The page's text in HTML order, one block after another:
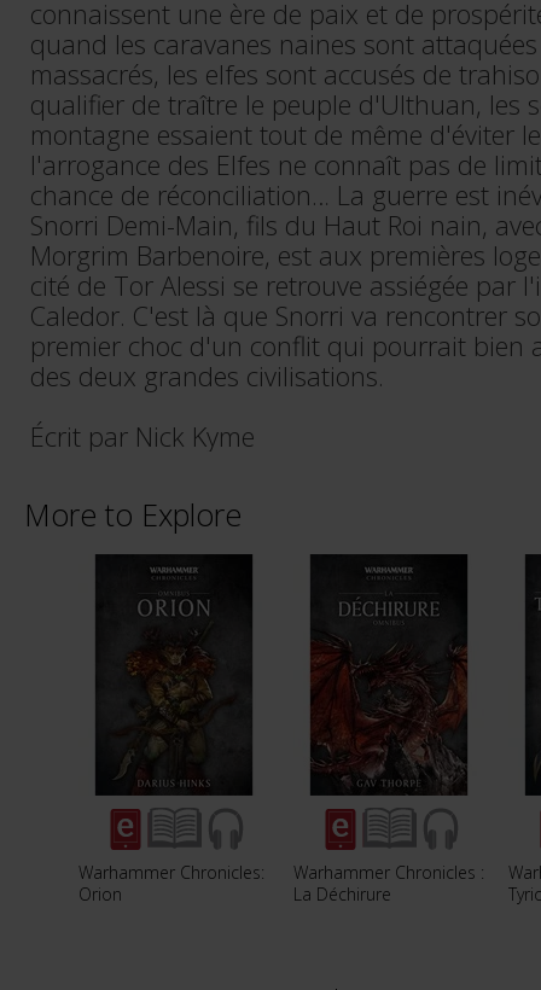
connaissent une ère de paix et de
quand les caravanes naines sont
massacrés, les elfes sont accusés de
qualifier de traître le peuple d'Ulthuan, les
montagne essaient tout de même d'éviter
l'arrogance des Elfes ne connaît pas de
chance de réconciliation… La guerre est
Snorri Demi-Main, fils du Haut Roi nain,
Morgrim Barbenoire, est aux premières
cité de Tor Alessi se retrouve assiégée par
Caledor. C'est là que Snorri va rencontrer
premier choc d'un conflit qui pourrait bien
des deux grandes civilisations.
Écrit par Nick Kyme
More to Explore
Warhammer Chronicles:
Orion
Warhammer Chronicles :
La Déchirure